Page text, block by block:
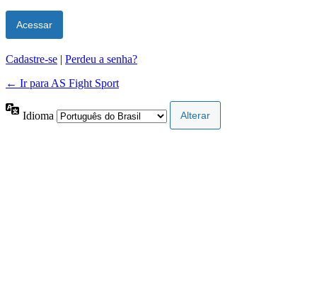
Cadastre-se | Perdeu a senha?
← Ir para AS Fight Sport
Idioma